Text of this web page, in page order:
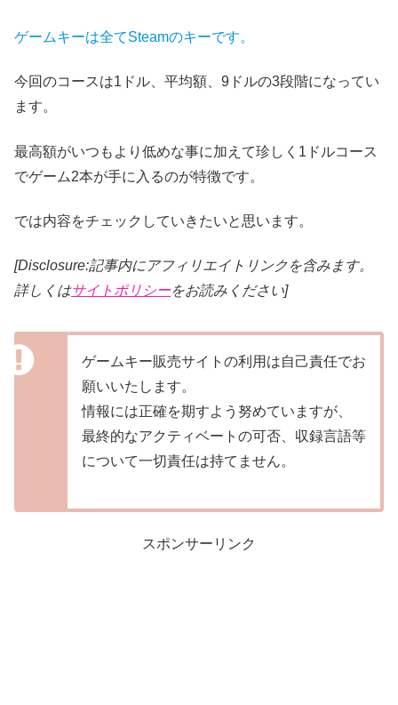
ゲームキーは全てSteamのキーです。
今回のコースは1ドル、平均額、9ドルの3段階になってい
ます。
最高額がいつもより低めな事に加えて珍しく1ドルコース
でゲーム2本が手に入るのが特徴です。
では内容をチェックしていきたいと思います。
[Disclosure:記事内にアフィリエイトリンクを含みます。
詳しくはサイトポリシーをお読みください]
ゲームキー販売サイトの利用は自己責任でお
願いいたします。
情報には正確を期すよう努めていますが、
最終的なアクティベートの可否、収録言語等
について一切責任は持てません。
スポンサーリンク